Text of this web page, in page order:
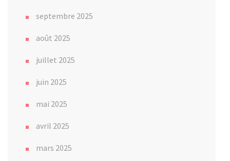
septembre 2025
août 2025
juillet 2025
juin 2025
mai 2025
avril 2025
mars 2025